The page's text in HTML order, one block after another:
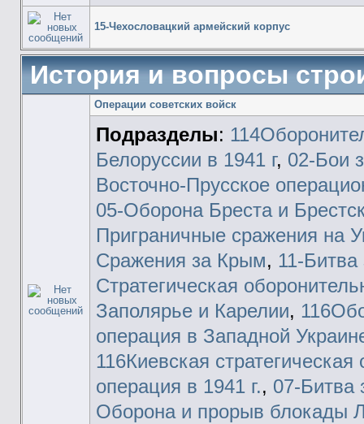
15-Чехословацкий армейский корпус
История и вопросы
Операции советских войск
Подразделы:
Белоруссии в 1941 г, 02-Бои
Восточно-Прусское
05-Оборона Бреста и
Приграничные сражения на
Сражения за Крым, 11-Битва
Стратегическая
Заполярье и Карелии,
операция в Западной
116Киевская
операция в 1941 г., 07-Битва
Оборона и прорыв блокады